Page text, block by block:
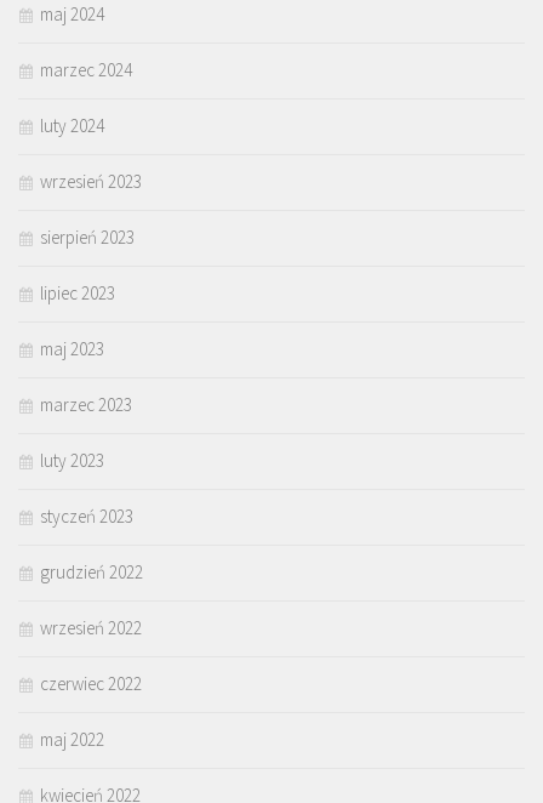
maj 2024
marzec 2024
luty 2024
wrzesień 2023
sierpień 2023
lipiec 2023
maj 2023
marzec 2023
luty 2023
styczeń 2023
grudzień 2022
wrzesień 2022
czerwiec 2022
maj 2022
kwiecień 2022